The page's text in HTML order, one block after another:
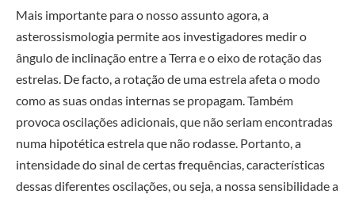
Mais importante para o nosso assunto agora, a
asterossismologia permite aos investigadores medir o
ângulo de inclinação entre a Terra e o eixo de rotação das
estrelas. De facto, a rotação de uma estrela afeta o modo
como as suas ondas internas se propagam. Também
provoca oscilações adicionais, que não seriam encontradas
numa hipotética estrela que não rodasse. Portanto, a
intensidade do sinal de certas frequências, características
dessas diferentes oscilações, ou seja, a nossa sensibilidade a